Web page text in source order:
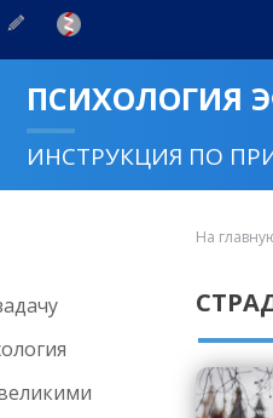
ПСИХОЛОГИЯ
ИНСТРУКЦИЯ ПО
На